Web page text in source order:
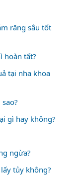
răng sâu tốt
hoàn tất?
tại nha khoa
gì hay không?
ngừa?
tủy không?